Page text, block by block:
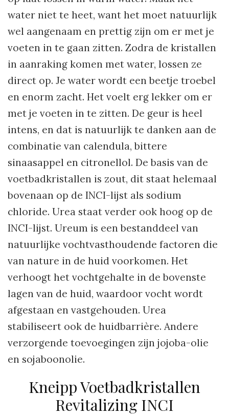
water niet te heet, want het moet natuurlijk
wel aangenaam en prettig zijn om er met je
voeten in te gaan zitten. Zodra de kristallen
in aanraking komen met water, lossen ze
direct op. Je water wordt een beetje troebel
en enorm zacht. Het voelt erg lekker om er
met je voeten in te zitten. De geur is heel
intens, en dat is natuurlijk te danken aan de
combinatie van calendula, bittere
sinaasappel en citronellol. De basis van de
voetbadkristallen is zout, dit staat helemaal
bovenaan op de INCI-lijst als sodium
chloride. Urea staat verder ook hoog op de
INCI-lijst. Ureum is een bestanddeel van
natuurlijke vochtvasthoudende factoren die
van nature in de huid voorkomen. Het
verhoogt het vochtgehalte in de bovenste
lagen van de huid, waardoor vocht wordt
afgestaan en vastgehouden. Urea
stabiliseert ook de huidbarrière. Andere
verzorgende toevoegingen zijn jojoba-olie
en sojaboonolie.
Kneipp Voetbadkristallen
Revitalizing INCI